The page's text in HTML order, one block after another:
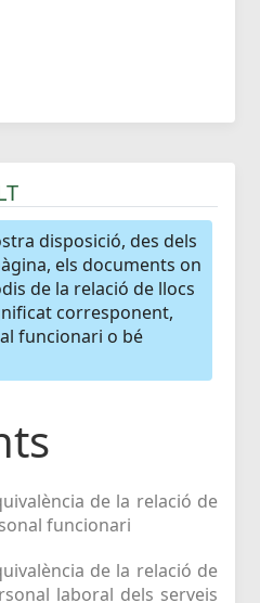
disposició, des dels
els documents on
de la relació de llocs
corresponent,
funcionari o bé
de la relació de
funcionari
de la relació de
laboral dels serveis